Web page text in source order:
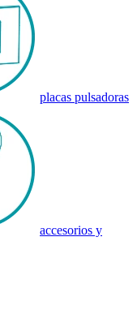
placas pulsadoras
accesorios y